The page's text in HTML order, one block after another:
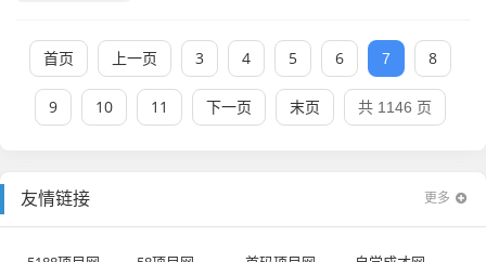
首页 上一页 3 4 5 6 7 8
9 10 11 下一页 末页 共 1146 页
友情链接 更多